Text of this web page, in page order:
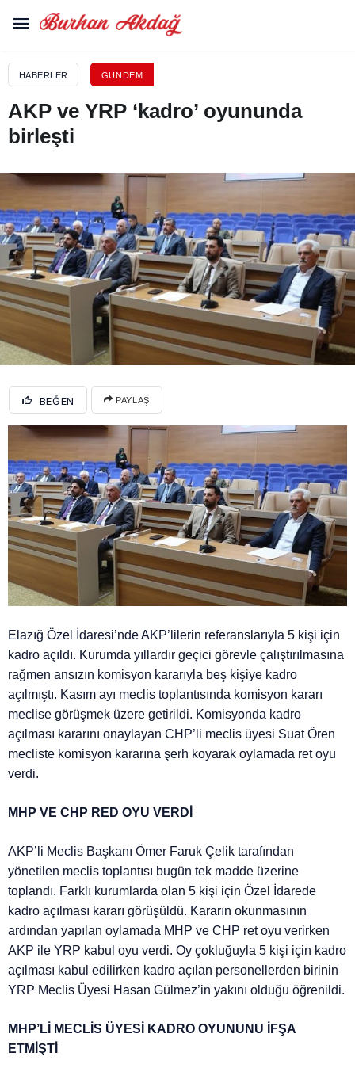
HABERLER GÜNDEM
AKP ve YRP ‘kadro’ oyununda
birleşti
BEĞEN PAYLAŞ
Elazığ Özel İdaresi’nde AKP’lilerin referanslarıyla 5 kişi için
kadro açıldı. Kurumda yıllardır geçici görevle çalıştırılmasına
rağmen ansızın komisyon kararıyla beş kişiye kadro
açılmıştı. Kasım ayı meclis toplantısında komisyon kararı
meclise görüşmek üzere getirildi. Komisyonda kadro
açılması kararını onaylayan CHP’li meclis üyesi Suat Ören
mecliste komisyon kararına şerh koyarak oylamada ret oyu
verdi.
MHP VE CHP RED OYU VERDİ
AKP’li Meclis Başkanı Ömer Faruk Çelik tarafından
yönetilen meclis toplantısı bugün tek madde üzerine
toplandı. Farklı kurumlarda olan 5 kişi için Özel İdarede
kadro açılması kararı görüşüldü. Kararın okunmasının
ardından yapılan oylamada MHP ve CHP ret oyu verirken
AKP ile YRP kabul oyu verdi. Oy çokluğuyla 5 kişi için kadro
açılması kabul edilirken kadro açılan personellerden birinin
YRP Meclis Üyesi Hasan Gülmez’in yakını olduğu öğrenildi.
MHP’Lİ MECLİS ÜYESİ KADRO OYUNUNU İFŞA
ETMİŞTİ